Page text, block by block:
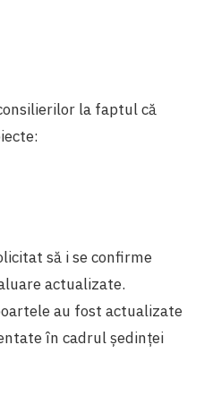
la faptul că
să i se confirme
actualizate.
au fost actualizate
în cadrul ședinței